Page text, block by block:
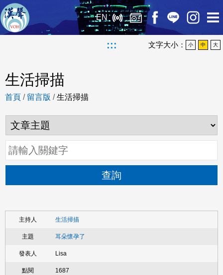
EN
::: 文字大小： 小 中 大
生活掃描
首頁 / 留言版 /生活掃描
查詢
生活掃描
耳朵懷孕了
Lisa
1687